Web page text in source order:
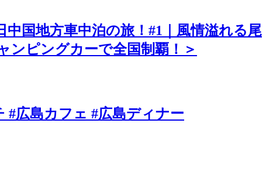
中国地方車中泊の旅！#1｜風情溢れる尾
ンピングカーで全国制覇！＞
#広島カフェ #広島ディナー